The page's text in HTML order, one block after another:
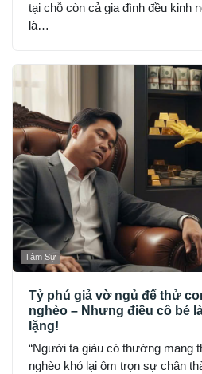
tại chỗ còn cả gia đình đều kinh
là…
Tâm Sự
Tỷ phú giả vờ ngủ để thử
nghèo – Nhưng điều cô bé
lặng!
“Người ta giàu có thường mang
nghèo khó lại ôm trọn sự chân